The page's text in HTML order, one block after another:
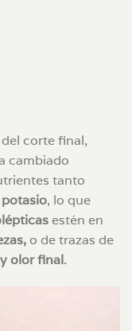
corte final,
cambiado
tanto
, lo que
estén en
o de trazas de
olor final.